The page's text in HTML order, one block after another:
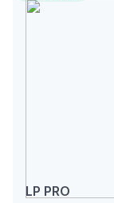
LP PRO